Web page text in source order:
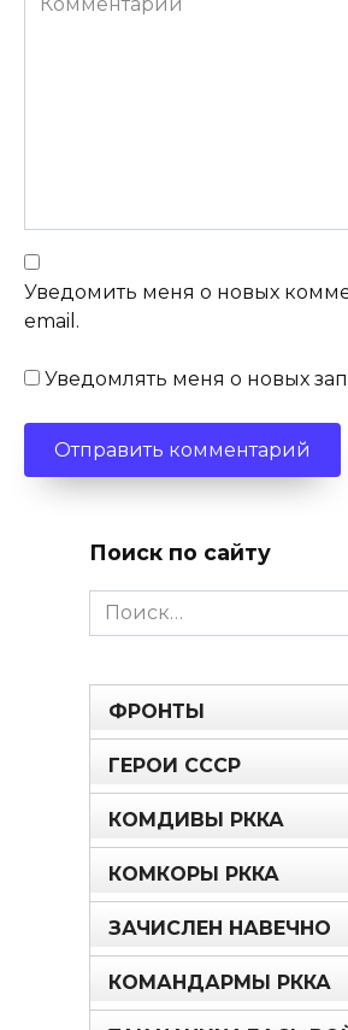
Уведомить меня о новых
email.
Уведомлять меня о новых
Поиск по сайту
Search
for:
ФРОНТЫ
ГЕРОИ СССР
КОМДИВЫ РККА
КОМКОРЫ РККА
ЗАЧИСЛЕН НАВЕЧНО
КОМАНДАРМЫ РККА